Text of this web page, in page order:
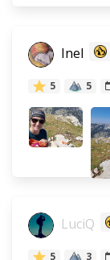
Inel
5 5
LuciQ
5 3